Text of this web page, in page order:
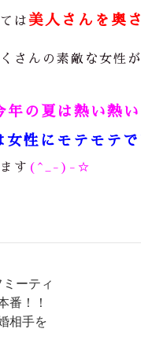
は美人さんを奥
さんの素敵な女性
年の夏は熱い熱
女性にモテモテ
す (^_-)-☆
ーティ
番！！
相手を